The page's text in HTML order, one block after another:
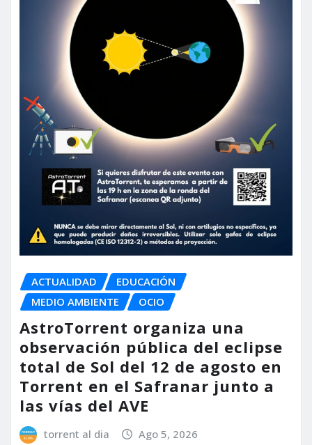
ACTUALIDAD
EDUCACIÓN
MEDIO AMBIENTE
OCIO
AstroTorrent organiza una
observación pública del eclipse
total de Sol del 12 de agosto en
Torrent en el Safranar junto a
las vías del AVE
torrent al dia Ago 5, 2026